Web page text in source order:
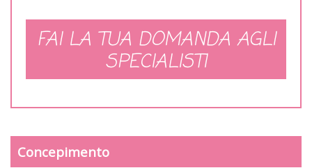
FAI LA TUA DOMANDA AGLI
SPECIALISTI
Concepimento